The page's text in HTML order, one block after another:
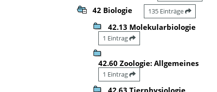
42 Biologie 135 Einträge
42.13 Molekularbiologie
1 Eintrag
42.60 Zoologie: Allgemeines
1 Eintrag
42.63 Tierphysiologie